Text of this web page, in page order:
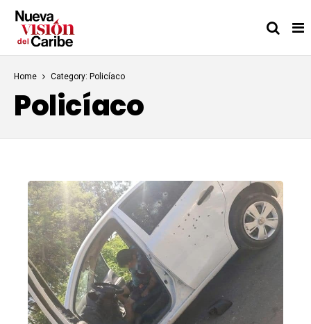
Home Category: Policíaco
Policíaco